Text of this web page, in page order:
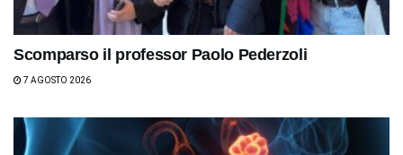
Scomparso il professor Paolo Pederzoli
7 AGOSTO 2026